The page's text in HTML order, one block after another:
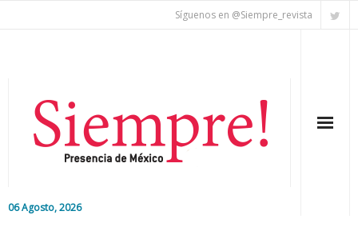
Síguenos en @Siempre_revista
06 Agosto, 2026